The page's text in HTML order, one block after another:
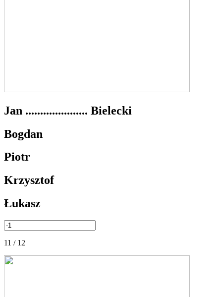
Jan ..................... Bielecki
Bogdan
Piotr
Krzysztof
Łukasz
11 / 12